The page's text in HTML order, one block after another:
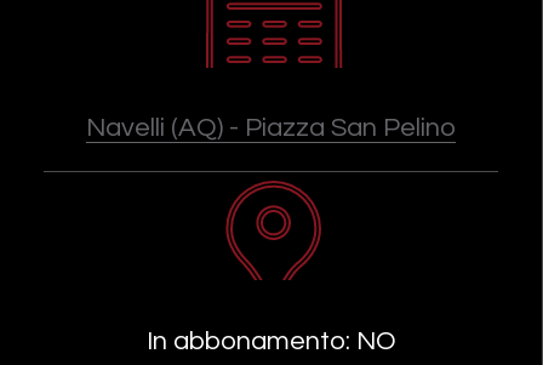
Navelli (AQ) - Piazza San Pelino
In abbonamento: NO